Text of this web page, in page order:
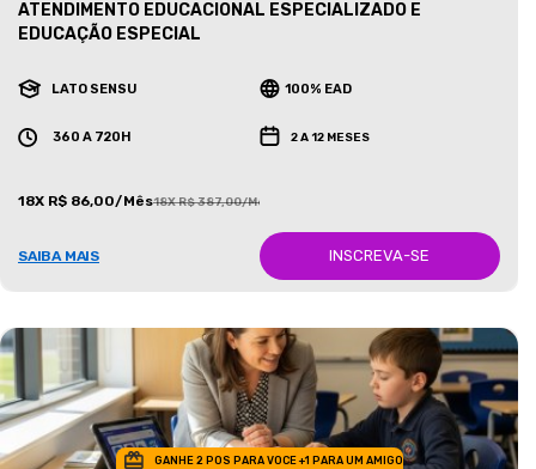
ATENDIMENTO EDUCACIONAL ESPECIALIZADO E
EDUCAÇÃO ESPECIAL
LATO SENSU 100% EAD
360 A 720H 2 A 12 MESES
18X R$ 86,00/Mês18X R$ 387,00/Mês
SAIBA MAIS INSCREVA-SE
GANHE 2 POS PARA VOCE +1 PARA UM AMIGO